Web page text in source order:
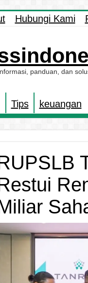
Hubungi Kami
panduan, dan
Tips keuangan